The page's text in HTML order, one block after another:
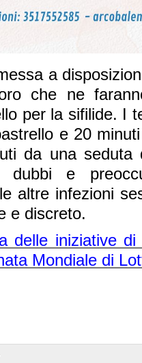
a
che ne
per la sifilide. I
e 20
da una
dubbi e
altre infezioni
e discreto.
delle iniziative
Mondiale di